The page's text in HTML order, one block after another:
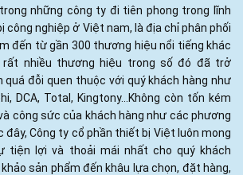
những công ty đi tiên phong trong lĩnh
công nghiệp ở Việt nam, là địa chỉ phân phối
đến từ gần 300 thương hiệu nổi tiếng khác
rất nhiều thương hiệu trong số đó đã trở
quá đỗi quen thuộc với quý khách hàng như
DCA, Total, Kingtony...Không còn tốn kém
công sức của khách hàng như các phương
Công ty cổ phần thiết bị Việt luôn mong
tiện lợi và thoải mái nhất cho quý khách
sản phẩm đến khâu lựa chọn, đặt hàng,